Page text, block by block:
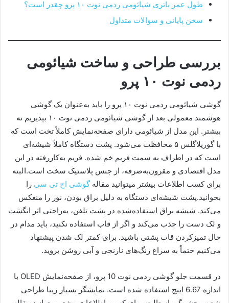
طول عمر باتری شیائومی ردمی نوت ۱۰ پرو چقدر است؟
سخن پایانی و سوالات متداول
بررسی طراحی و ساخت شیائومی
ردمی نوت ۱۰ پرو
گوشی شیائومی ردمی نوت ۱۰ پرو را باید به‌عنوان یک گوشی
هوشمند معمولی بعد از گوشی شیائومی ردمی نوت ۱۰ بپذیریم نه
بیشتر. این مدل از شیائومی دارای صفحه‌نمایش کاملاً تخت است که
با گوریلاگلس ۵ محافظت می‌شود. پشت دستگاه کاملاً شیشه‌ای
است که در اطراف به سمت فریم خم شده. فریم به‌کاررفته در این
مدل اقتصادی و مقرون‌به‌صرفه، از جنس پلاستیک سخت است.البته
برای کسب اطلاعات بیشتر میتوانید مقالهگوشی اچ تی سی را
بخوانید.پشت شیشه‌ای دستگاه به دلیل براق بودن، نور را منعکس
می‌کند. شیشه براق استفاده‌شده در پشت تلفن، به‌راحتی اثر انگشت
و لک دست را جذب می‌کند و اگر از قاب استفاده نکنید، باید مدام در
حال تمیزکردن قاب پشتی باشید. برای کمتر لک شدن پیشنهاد
می‌کنیم حتماً به سراغ رنگ‌های نارنجی و آبی روشن بروید.
در قسمت جلو گوشی ردمی نوت 10 پرو، از صفحه‌نمایش OLED با
اندازه 6.67 اینچ استفاده شده است. نمایشگر بسیار زیبا طراحی